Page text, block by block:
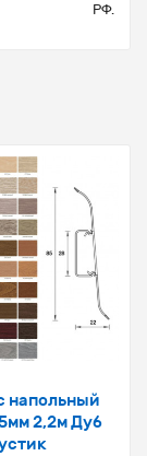
РФ.
напольный
2,2м Дуб